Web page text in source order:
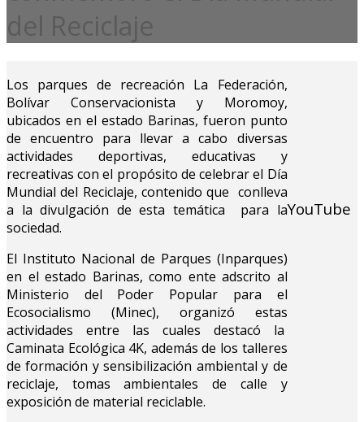
del Reciclaje
Los parques de recreación La Federación,
Bolívar Conservacionista y Moromoy,
ubicados en el estado Barinas, fueron punto
de encuentro para llevar a cabo diversas
actividades deportivas, educativas y
recreativas con el propósito de celebrar el Día
Mundial del Reciclaje, contenido que conlleva
a la divulgación de esta temática para la
sociedad.
El Instituto Nacional de Parques (Inparques)
en el estado Barinas, como ente adscrito al
Ministerio del Poder Popular para el
Ecosocialismo (Minec), organizó estas
actividades entre las cuales destacó la
Caminata Ecológica 4K, además de los talleres
de formación y sensibilización ambiental y de
reciclaje, tomas ambientales de calle y
exposición de material reciclable.
YouTube